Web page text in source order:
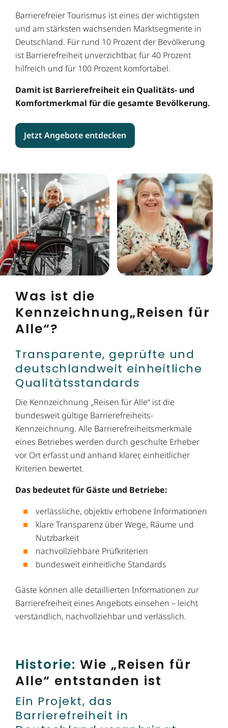
Barrierefreier Tourismus ist eines der wichtigsten
und am stärksten wachsenden Marktsegmente in
Deutschland. Für rund 10 Prozent der Bevölkerung
ist Barrierefreiheit unverzichtbar, für 40 Prozent
hilfreich und für 100 Prozent komfortabel.
Damit ist Barrierefreiheit ein Qualitäts- und
Komfortmerkmal für die gesamte ­Be­völkerung.
Jetzt Angebote entdecken
Was ist die
Kennzeichnung„Reisen für
Alle“?
Transparente, geprüfte und
deutschland­weit einheit­liche
Qualitäts­standards
Die Kennzeichnung „Reisen für Alle“ ist die
bundesweit gültige Barrierefreiheits-
Kennzeichnung. Alle Barrierefreiheitsmerkmale
eines Betriebes werden durch geschulte Erheber
vor Ort erfasst und anhand klarer, einheitlicher
Kriterien bewertet.
Das bedeutet für Gäste und Betriebe:
verlässliche, objektiv erhobene Informationen
klare Transparenz über Wege, Räume und
Nutzbarkeit
nachvollziehbare Prüfkriterien
bundesweit einheitliche Standards
Gäste können alle detaillierten Informationen zur
Barrierefreiheit eines Angebots einsehen – leicht
verständlich, nachvollziehbar und verlässlich.
Historie: Wie „Reisen für
Alle“ entstanden ist
Ein Projekt, das
Barrierefreiheit in